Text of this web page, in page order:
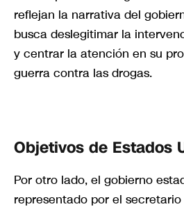
reflejan la narrativa del
busca deslegitimar la
y centrar la atención en su
guerra contra las drogas.
Objetivos de Estados
Por otro lado, el gobierno
representado por el